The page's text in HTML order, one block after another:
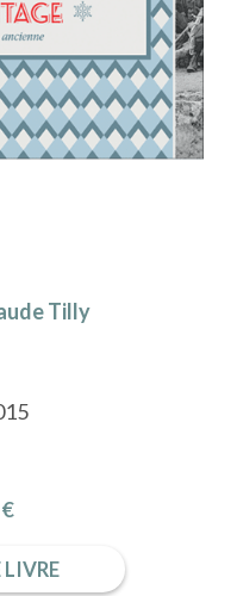
Tilly
LIVRE